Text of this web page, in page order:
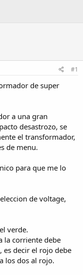
#1
de super
a una gran
desastrozo, se
el transformador,
de menu.
para que me lo
de voltage,
verde.
la corriente debe
es decir el rojo debe
los dos al rojo.